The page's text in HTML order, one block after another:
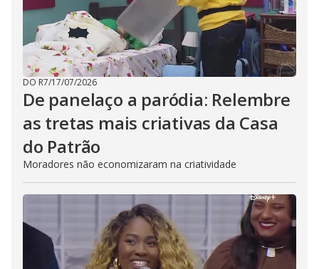
DO R7/17/07/2026
De panelaço a paródia: Relembre
as tretas mais criativas da Casa
do Patrão
Moradores não economizaram na criatividade